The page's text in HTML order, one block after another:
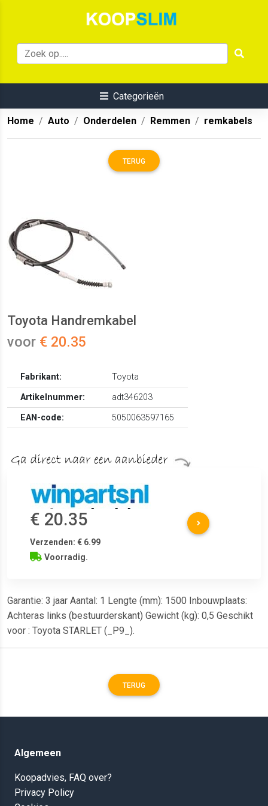
Categorieën
Home Auto Onderdelen Remmen remkabels
TERUG
Toyota Handremkabel
voor € 20.35
Fabrikant:
Toyota
Artikelnummer:
adt346203
EAN-code:
5050063597165
€ 20.35
Verzenden: € 6.99
Voorradig.
Garantie: 3 jaar Aantal: 1 Lengte (mm): 1500 Inbouwplaats:
Achteras links (bestuurderskant) Gewicht (kg): 0,5 Geschikt
voor : Toyota STARLET (_P9_).
TERUG
Algemeen
Koopadvies, FAQ over?
Privacy Policy